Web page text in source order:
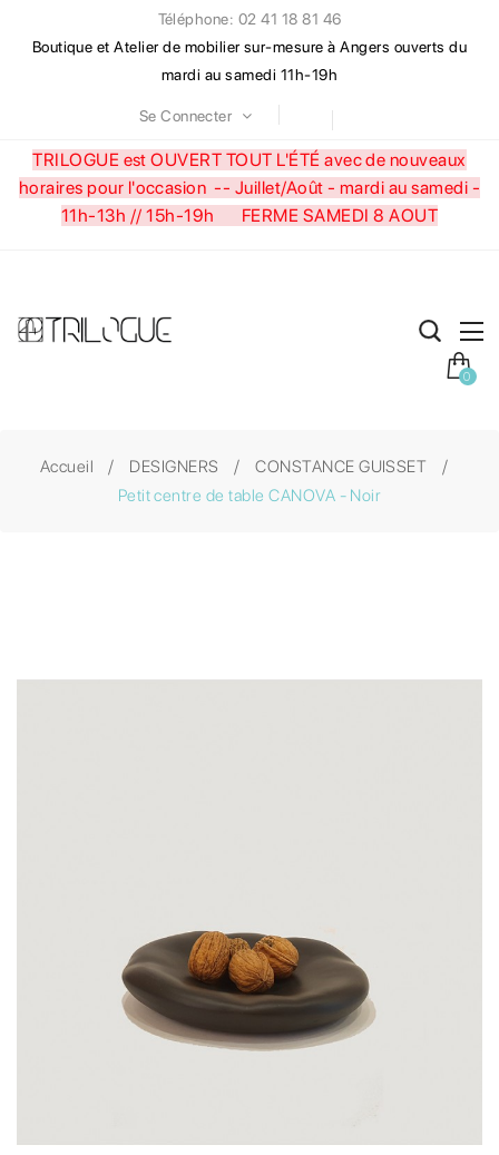
Téléphone: 02 41 18 81 46
Boutique et Atelier de mobilier sur-mesure à Angers ouverts du
mardi au samedi 11h-19h
Se Connecter
TRILOGUE est OUVERT TOUT L'ÉTÉ avec de nouveaux
horaires pour l'occasion -- Juillet/Août - mardi au samedi -
11h-13h // 15h-19h FERME SAMEDI 8 AOUT
0
Accueil DESIGNERS
CONSTANCE GUISSET
Petit centre de table CANOVA - Noir